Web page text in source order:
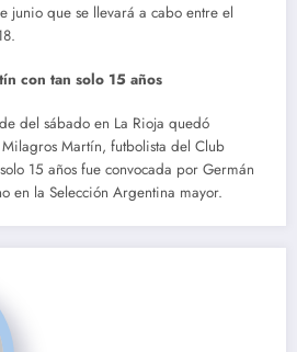
junio que se llevará a cabo entre el
con tan solo 15 años
del sábado en La Rioja quedó
Martín, futbolista del Club
15 años fue convocada por Germán
en la Selección Argentina mayor.